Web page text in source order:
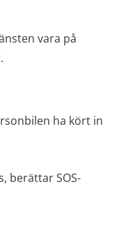
vara på
ha kört in
berättar SOS-